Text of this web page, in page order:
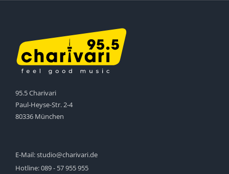
95.5 Charivari
Paul-Heyse-Str. 2-4
80336 München
E-Mail:studio@charivari.de
Hotline:089 - 57 955 955